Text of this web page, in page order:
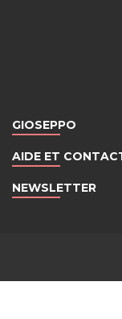
GIOSEPPO
AIDE ET
NEWSLETTER